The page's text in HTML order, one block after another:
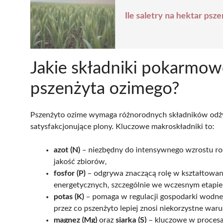
Ile saletry na hektar
Jakie składniki
pszenżyta ozimego?
Pszenżyto ozime wymaga różnorodnych składników
satysfakcjonujące plony. Kluczowe makroskładniki to:
azot (N) – niezbędny do intensywnego wzrostu
jakość zbiorów,
fosfor (P) – odgrywa znaczącą rolę w
energetycznych, szczególnie we wczesnym
potas (K) – pomaga w regulacji gospodarki
przez co pszenżyto lepiej znosi niekorzystne
magnez (Mg) oraz siarka (S) – kluczowe w